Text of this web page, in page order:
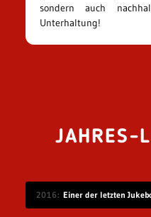
sondern auch
Unterhaltung!
JAHRES-
2016 Einer der letzten